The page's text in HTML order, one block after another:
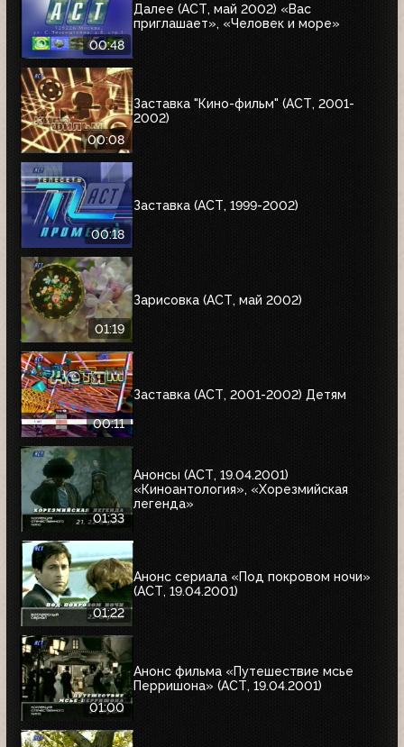
00:48
Далее (АСТ, май 2002) «Вас
приглашает», «Человек и море»
00:08
Заставка "Кино-фильм" (АСТ, 2001-
2002)
00:18
Заставка (АСТ, 1999-2002)
01:19
Зарисовка (АСТ, май 2002)
00:11
Заставка (АСТ, 2001-2002) Детям
01:33
Анонсы (АСТ, 19.04.2001)
«Киноантология», «Хорезмийская
легенда»
01:22
Анонс сериала «Под покровом ночи»
(АСТ, 19.04.2001)
01:00
Анонс фильма «Путешествие мсье
Перришона» (АСТ, 19.04.2001)